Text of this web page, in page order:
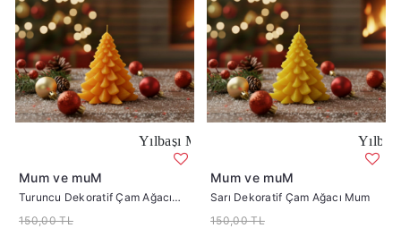
Yılbaşı Mumları Turuncu Çam Ağcı Desenli Mum
Mum ve muM
Turuncu Dekoratif Çam Ağacı
Mum
150,00 TL
Yılbaşı Mumları
Mum ve muM
Sarı Dekoratif Çam Ağacı Mum
150,00 TL